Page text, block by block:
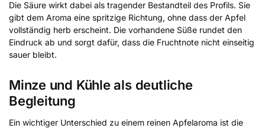
Die Säure wirkt dabei als tragender Bestandteil des Profils. Sie
gibt dem Aroma eine spritzige Richtung, ohne dass der Apfel
vollständig herb erscheint. Die vorhandene Süße rundet den
Eindruck ab und sorgt dafür, dass die Fruchtnote nicht einseitig
sauer bleibt.
Minze und Kühle als deutliche
Begleitung
Ein wichtiger Unterschied zu einem reinen Apfelaroma ist die